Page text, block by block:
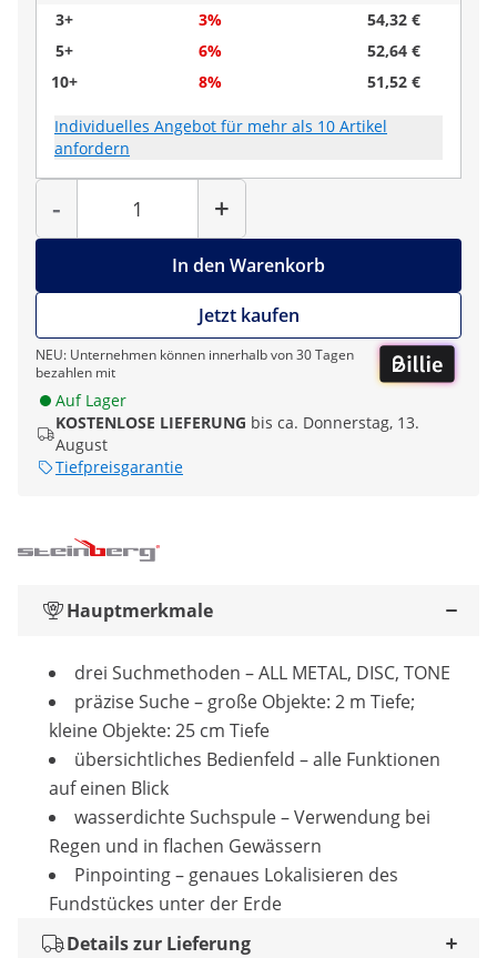
3+
3%
54,32 €
5+
6%
52,64 €
10+
8% 51,52 €
Individuelles Angebot für mehr als 10 Artikel
anfordern
-
Menge
+
In den Warenkorb
Jetzt kaufen
NEU: Unternehmen können innerhalb von 30 Tagen
bezahlen mit
Auf Lager
KOSTENLOSE LIEFERUNG bis ca. Donnerstag, 13.
August
Tiefpreisgarantie
Hauptmerkmale
drei Suchmethoden – ALL METAL, DISC, TONE
präzise Suche – große Objekte: 2 m Tiefe;
kleine Objekte: 25 cm Tiefe
übersichtliches Bedienfeld – alle Funktionen
auf einen Blick
wasserdichte Suchspule – Verwendung bei
Regen und in flachen Gewässern
Pinpointing – genaues Lokalisieren des
Fundstückes unter der Erde
Details zur Lieferung